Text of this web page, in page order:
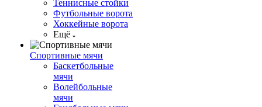
Теннисные стойки
Футбольные ворота
Хоккейные ворота
Ещё
Спортивные мячи
Баскетбольные
мячи
Волейбольные
мячи